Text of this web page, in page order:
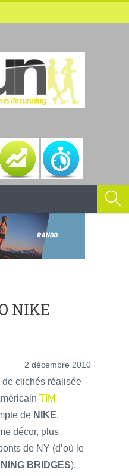
NIKE
2 décembre 2010
de clichés réalisée
TIM
de NIKE.
décor, plus
de NY (d’où le
BRIDGES),